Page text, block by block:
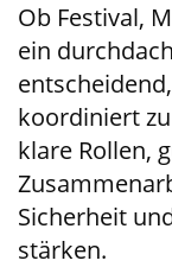
Ob Festival,
ein
koordiniert
klare Rollen,
Sicherheit
stärken.